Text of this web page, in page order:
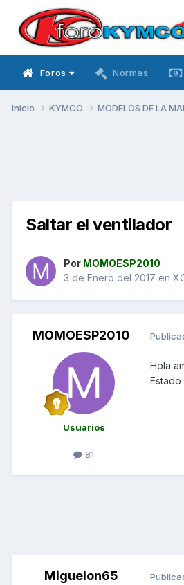
Foros Normas
Inicio KYMCO MODELOS DE LA
Saltar el ventilador
Por MOMOESP2010
3 de Enero del 2017 en
MOMOESP2010
Usuarios
81
Hola
Miguelon65